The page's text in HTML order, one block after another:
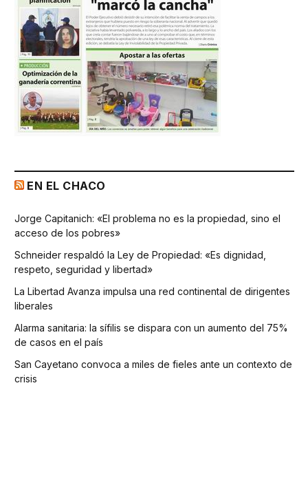
EN EL CHACO
Jorge Capitanich: «El problema no es la propiedad, sino el
acceso de los pobres»
Schneider respaldó la Ley de Propiedad: «Es dignidad,
respeto, seguridad y libertad»
La Libertad Avanza impulsa una red continental de dirigentes
liberales
Alarma sanitaria: la sífilis se dispara con un aumento del 75%
de casos en el país
San Cayetano convoca a miles de fieles ante un contexto de
crisis